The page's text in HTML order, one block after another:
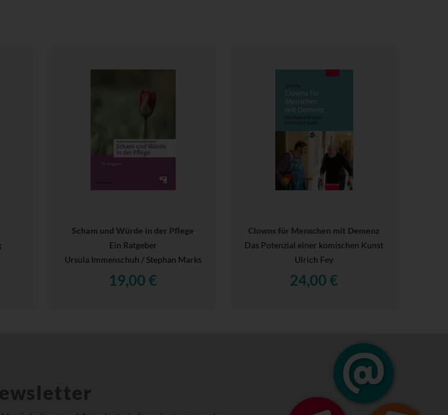
Scham und Würde in der Pflege
Ein Ratgeber
Ursula Immenschuh / Stephan Marks
19,00 €
Clowns für Menschen mit Demenz
Das Potenzial einer komischen Kunst
Ulrich Fey
24,00 €